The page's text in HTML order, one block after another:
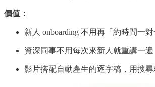
價值：
新人 onboarding 不用再「約時間一對
資深同事不用每次來新人就重講一遍
影片搭配自動產生的逐字稿，用搜